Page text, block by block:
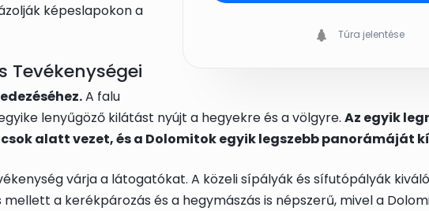
Túra jelentése
képeslapokon a
Tevékenységei
A falu
lenyűgöző kilátást nyújt a hegyekre és a völgyre. Az egyik
alatt vezet, és a Dolomitok egyik legszebb panorámáját
várja a látogatókat. A közeli sípályák és sífutópályák
a kerékpározás és a hegymászás is népszerű, mivel a